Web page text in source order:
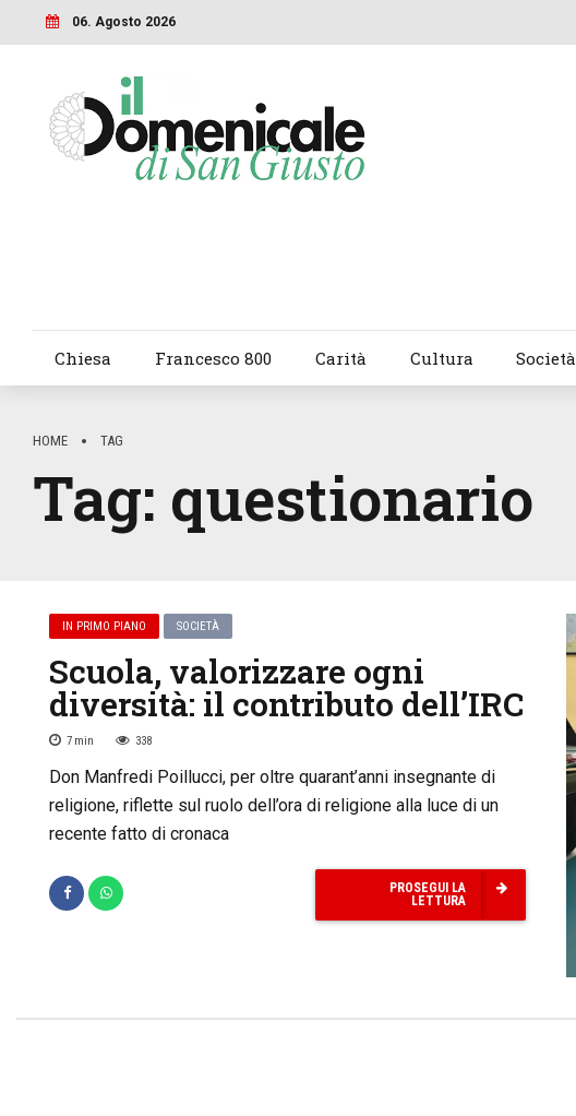
06. Agosto 2026
Chiesa Francesco 800 Carità Cultura Società
HOME TAG
Tag: questionario
IN PRIMO PIANO SOCIETÀ
Scuola, valorizzare ogni
diversità: il contributo dell’IRC
7 min 338
Don Manfredi Poillucci, per oltre quarant’anni insegnante di
religione, riflette sul ruolo dell’ora di religione alla luce di un
recente fatto di cronaca
PROSEGUI LA
LETTURA